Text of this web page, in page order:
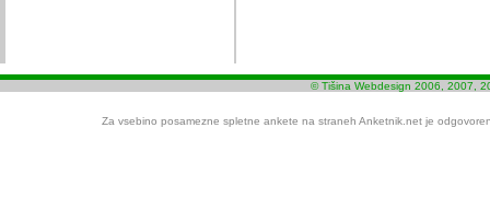
© Tišina Webdesign 2006, 2007,
Za vsebino posamezne spletne ankete na straneh Anketnik.net je